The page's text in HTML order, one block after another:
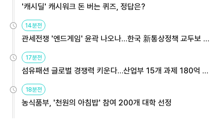
'캐시딜' 캐시워크 돈 버는 퀴즈, 정답은?
14분전
관세전쟁 '엔드게임' 윤곽 나오나…한국 新통상정책 교두보 활
17분전
섬유패션 글로벌 경쟁력 키운다…산업부 15개 과제 180억 지
18분전
농식품부, '천원의 아침밥' 참여 200개 대학 선정